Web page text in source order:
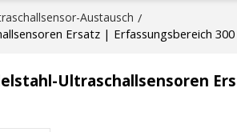
Austausch /
Ersatz | Erfassungsbereich
Ultraschallsensoren